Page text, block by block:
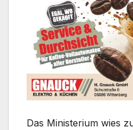
Das Ministerium wies